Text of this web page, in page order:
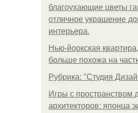
благоухающие цветы
отличное украшение
интерьера.
Нью-йоркская
больше похожа на
Рубрика: "Студия
Игры с пространством
архитекторов: японца